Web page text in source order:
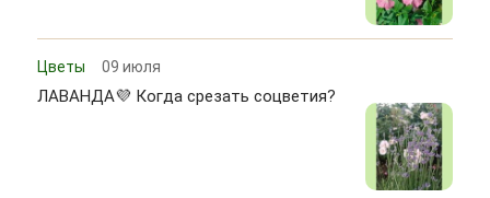
Цветы 09 июля
ЛАВАНДА💜 Когда срезать соцветия?